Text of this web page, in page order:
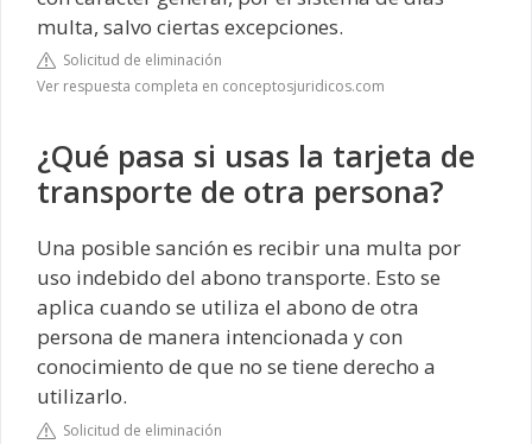
multa, salvo ciertas excepciones.
Solicitud de eliminación
Ver respuesta completa en conceptosjuridicos.com
¿Qué pasa si usas la tarjeta de
transporte de otra persona?
Una posible sanción es recibir una multa por
uso indebido del abono transporte. Esto se
aplica cuando se utiliza el abono de otra
persona de manera intencionada y con
conocimiento de que no se tiene derecho a
utilizarlo.
Solicitud de eliminación